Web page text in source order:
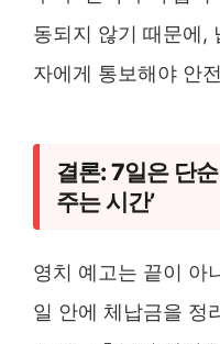
동되지 않기 때문에,
자에게 통보해야 안
결론: 7일은 단
주는 시간’
영치 예고는 끝이 아
일 안에 체납금을 정